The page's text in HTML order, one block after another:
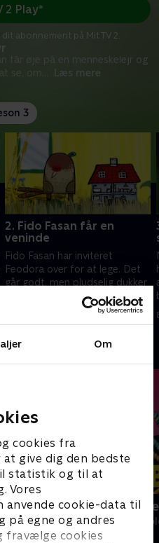
Om
cookies fra
give dig den bedste
statistik og til at
Vores
anvende cookie-data til
egne og andres
fravælge cookies
får øje på en menneskelejr og
se, om
Læs mere
2 Play*
abonnement på Mit TV 2.
3
2. Fido Fasan får en
veninde
Fido Fasan har inviteret
Feodora over for at lege. Det
går godt, men pludselig dukker
Buller op, og så vil Feodora
hellere lege med ham. Fido
bliver jaloux...
8. oktober 2022 • 6 min
Slikbyggerne
Børne-